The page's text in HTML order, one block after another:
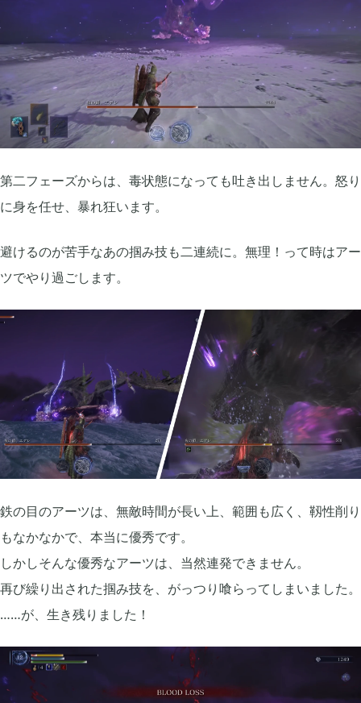
第二フェーズからは、毒状態になっても吐き出しません。怒り
に身を任せ、暴れ狂います。
避けるのが苦手なあの掴み技も二連続に。無理！って時はアー
ツでやり過ごします。
鉄の目のアーツは、無敵時間が長い上、範囲も広く、靱性削り
もなかなかで、本当に優秀です。
しかしそんな優秀なアーツは、当然連発できません。
再び繰り出された掴み技を、がっつり喰らってしまいました。
……が、生き残りました！